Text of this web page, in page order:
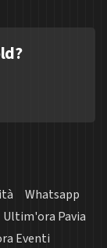
Whatsapp
Ultim'ora Pavia
Eventi